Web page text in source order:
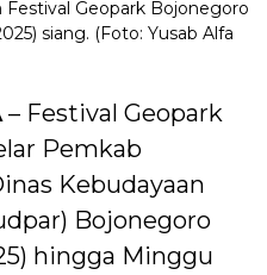
Festival Geopark Bojonegoro
siang. (Foto: Yusab Alfa
– Festival Geopark
Pemkab
Kebudayaan
Bojonegoro
hingga Minggu